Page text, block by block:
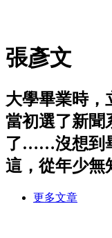
張彥文
大學畢業時，
當初選了新聞
了……沒想到
這，從年少無
更多文章